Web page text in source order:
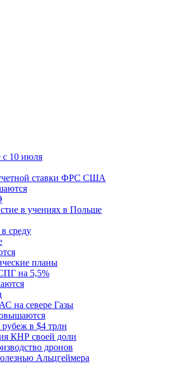
с 10 июля
ставки ФРС США
в учениях в Польше
среду
планы
на 5,5%
на севере Газы
в $4 трлн
КНР своей доли
дронов
Альцгеймера